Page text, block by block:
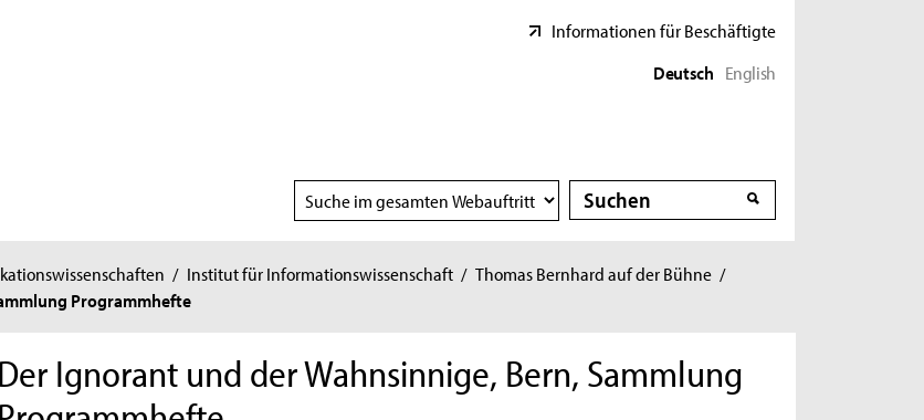
Informationen für Beschäftigte
Deutsch English
Suchbereich
wählen
Suche
Suche
/ Institut für Informationswissenschaft / Thomas Bernhard auf der Bühne /
Programmhefte
Der Ignorant und der Wahnsinnige, Bern, Sammlung